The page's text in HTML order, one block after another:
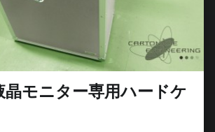
晶モニター専用ハードケ